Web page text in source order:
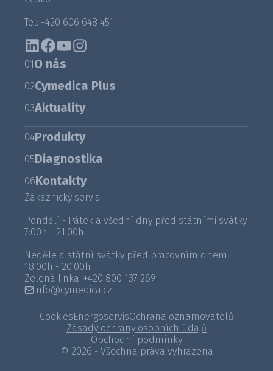
Tel: +420 606 648 451
01O nás
02Cymedica Plus
03Aktuality
04Produkty
05Diagnostika
06Kontakty
Zákaznický servis
Pondělí - Pátek a všední dny před státními svátky
7:00h - 21:00h
Neděle a státní svátky před pracovním dnem
18:00h - 20:00h
Zelená linka: +420 800 137 269
info@cymedica.cz
© 2026 - Všechna práva vyhrazena
CookiesEnergoservisOchrana oznamovatelů
Zásady ochrany osobních údajů
Obchodní podmínky